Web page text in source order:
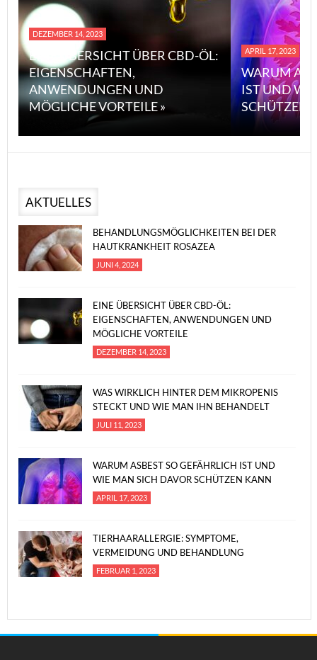
DEZEMBER 14, 2023
EINE ÜBERSICHT ÜBER CBD-ÖL:
EIGENSCHAFTEN,
ANWENDUNGEN UND
MÖGLICHE VORTEILE »
APRIL 17, 2023
WARUM
IST UND
SCHÜTZEN
AKTUELLES
BEHANDLUNGSMÖGLICHKEITEN BEI DER
HAUTKRANKHEIT ROSAZEA
JUNI 4, 2024
EINE ÜBERSICHT ÜBER CBD-ÖL:
EIGENSCHAFTEN, ANWENDUNGEN UND
MÖGLICHE VORTEILE
DEZEMBER 14, 2023
WAS WIRKLICH HINTER DEM MIKROPENIS
STECKT UND WIE MAN IHN BEHANDELT
JULI 11, 2023
WARUM ASBEST SO GEFÄHRLICH IST UND
WIE MAN SICH DAVOR SCHÜTZEN KANN
APRIL 17, 2023
TIERHAARALLERGIE: SYMPTOME,
VERMEIDUNG UND BEHANDLUNG
FEBRUAR 1, 2023